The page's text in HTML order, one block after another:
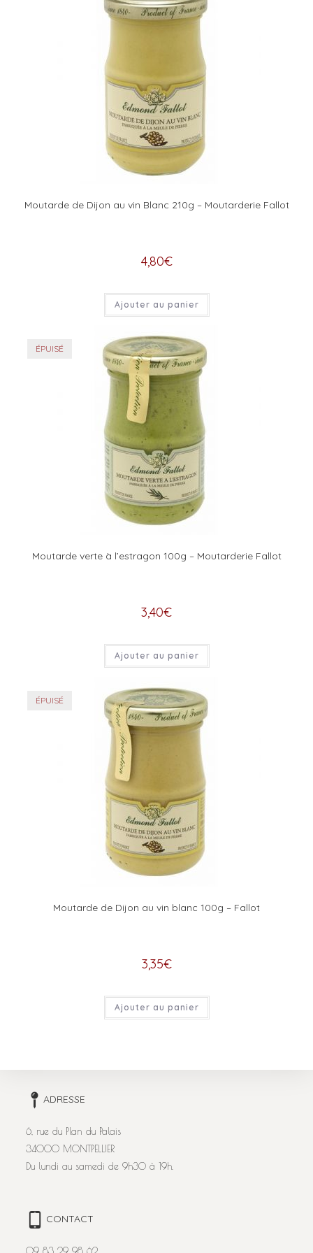
Moutarde de Dijon au vin Blanc 210g – Moutarderie Fallot
4,80€
Ajouter au panier
ÉPUISÉ
Moutarde verte à l’estragon 100g – Moutarderie Fallot
3,40€
Ajouter au panier
ÉPUISÉ
Moutarde de Dijon au vin blanc 100g – Fallot
3,35€
Ajouter au panier
ADRESSE
6, rue du Plan du Palais
34000 MONTPELLIER
Du lundi au samedi de 9h30 à 19h.
CONTACT